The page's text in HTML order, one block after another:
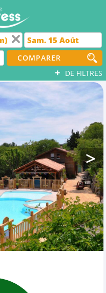
COMPARER
+ DE FILTRES